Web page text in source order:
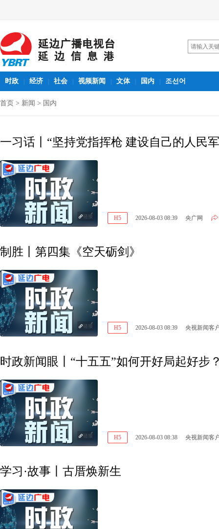
时政 经济 社会 视频新闻 文体 国内 조선어
首页 > 新闻 > 国内
一习话丨“坚持党指挥枪 建设自己的人民
链接 H5 2026-08-03 08:39 央广网
制胜丨第四集《空天砺剑》
链接 H5 2026-08-03 08:39 央视新闻客
时政新闻眼丨“十五五”如何开好局起好步
链接 H5 2026-08-03 08:38 央视新闻客
学习·故事丨古厝焕新生